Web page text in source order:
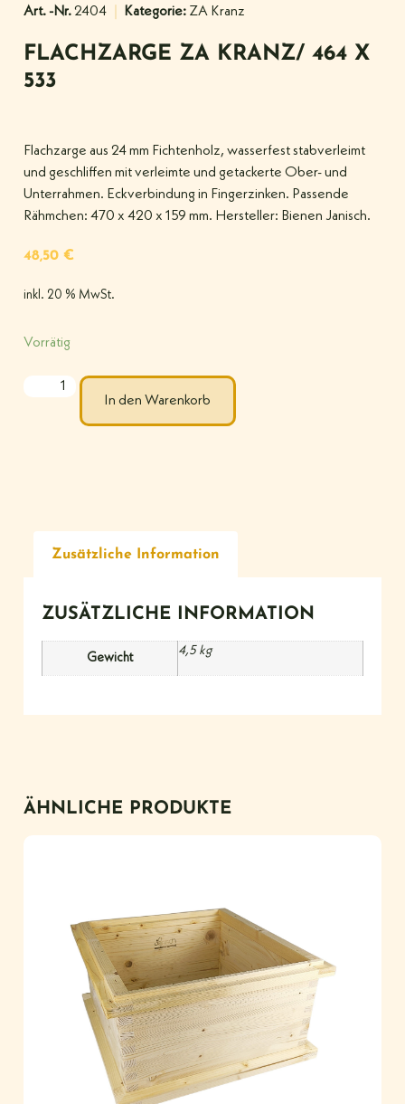
Art. -Nr.2404 Kategorie: ZA Kranz
FLACHZARGE ZA KRANZ/ 464 X
533
Flachzarge aus 24 mm Fichtenholz, wasserfest stabverleimt
und geschliffen mit verleimte und getackerte Ober- und
Unterrahmen. Eckverbindung in Fingerzinken. Passende
Rähmchen: 470 x 420 x 159 mm. Hersteller: Bienen Janisch.
48,50 €
inkl. 20 % MwSt.
Vorrätig
In den Warenkorb
Zusätzliche Information
ZUSÄTZLICHE INFORMATION
Gewicht
4,5 kg
ÄHNLICHE PRODUKTE